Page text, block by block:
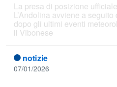
La presa di posizione
L’Andolina avviene a
dopo gli ultimi eventi
il Vibonese
notizie
07/01/2026